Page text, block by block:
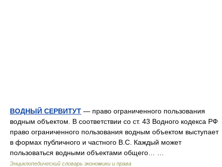
ВОДНЫЙ СЕРВИТУТ — право ограниченного пользования
водным объектом. В соответствии со ст. 43 Водного кодекса РФ
право ограниченного пользования водным объектом выступает
в формах публичного и частного B.C. Каждый может
пользоваться водными объектами общего… …
Энциклопедический словарь экономики и права